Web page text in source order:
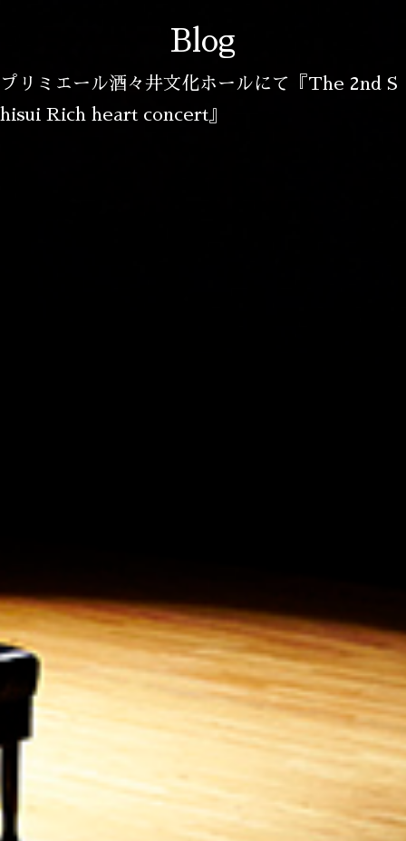
Blog
プリミエール酒々井文化ホールにて『The 2nd S
hisui Rich heart concert』